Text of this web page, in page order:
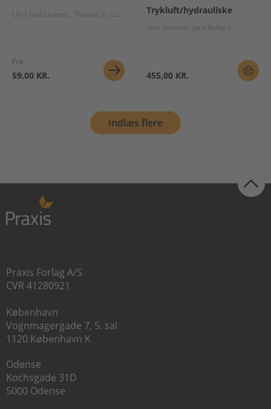
Ulrik Juel Lavtsen Thomas P. Larsen Suzanne Gudbjerg-Hansen Jakob
Fra
59,00 KR.
Trykluft/hydrauliske
Alex Nielsen Jørn Kofoed
455,00 KR.
Indlæs flere
Praxis Forlag A/S
CVR 41280921
København
Vognmagergade 7, 5. sal
1120 København K
Odense
Kochsgade 31D
5000 Odense